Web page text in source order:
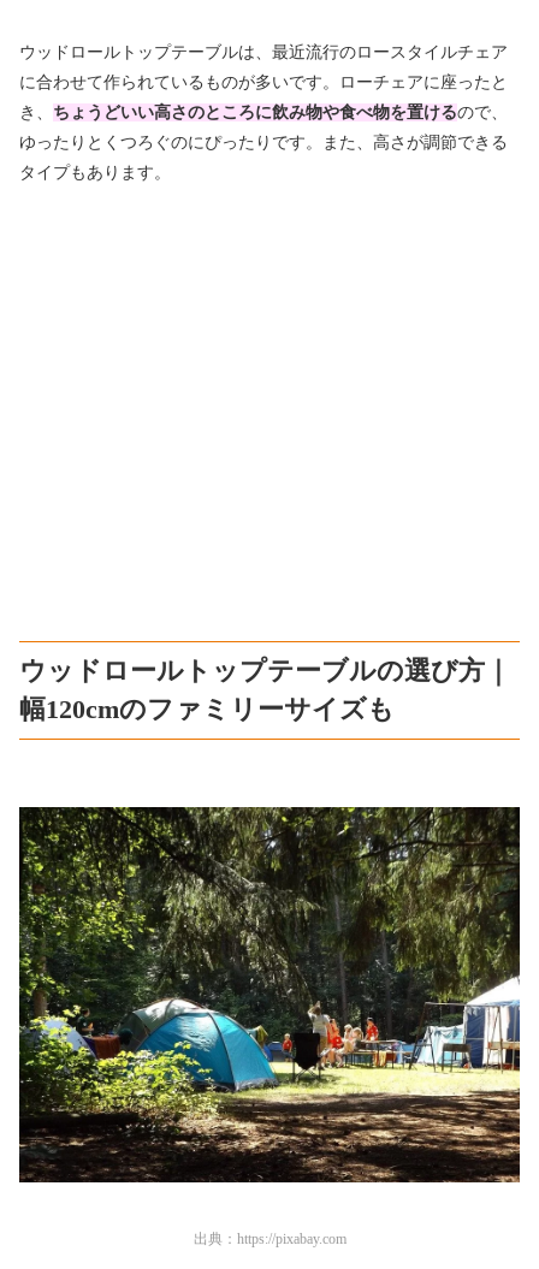
ウッドロールトップテーブルは、最近流行のロースタイルチェア
に合わせて作られているものが多いです。ローチェアに座ったと
き、 ちょうどいい高さのところに飲み物や食べ物を置けるので、
ゆったりとくつろぐのにぴったりです。また、高さが調節できる
タイプもあります。
ウッドロールトップテーブルの選び方｜
幅120cmのファミリーサイズも
出典： https://pixabay.com